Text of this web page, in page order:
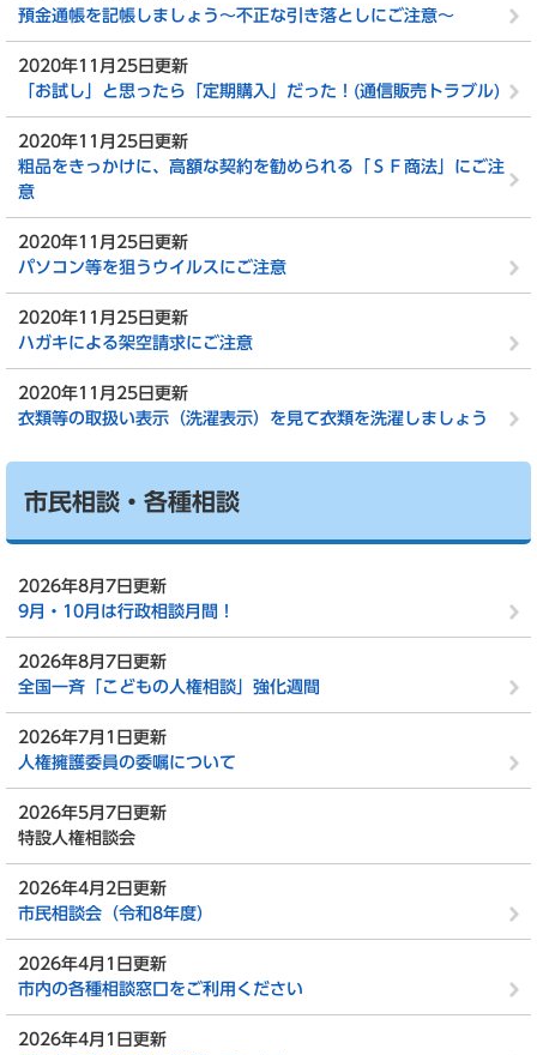
預金通帳を記帳しましょう～不正な引き落としにご注意～
2020年11月25日更新
「お試し」と思ったら「定期購入」だった！(通信販売トラブル)
2020年11月25日更新
粗品をきっかけに、高額な契約を勧められる「ＳＦ商法」にご注
意
2020年11月25日更新
パソコン等を狙うウイルスにご注意
2020年11月25日更新
ハガキによる架空請求にご注意
2020年11月25日更新
衣類等の取扱い表示（洗濯表示）を見て衣類を洗濯しましょう
市民相談・各種相談
2026年8月7日更新
9月・10月は行政相談月間！
2026年8月7日更新
全国一斉「こどもの人権相談」強化週間
2026年7月1日更新
人権擁護委員の委嘱について
2026年5月7日更新
特設人権相談会
2026年4月2日更新
市民相談会（令和8年度）
2026年4月1日更新
市内の各種相談窓口をご利用ください
2026年4月1日更新